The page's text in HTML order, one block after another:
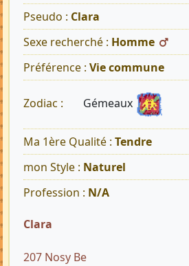
Pseudo : Clara
Sexe recherché : Homme
Préférence : Vie commune
Zodiac : Gémeaux
Ma 1ère Qualité : Tendre
mon Style : Naturel
Profession : N/A
Clara
207 Nosy Be